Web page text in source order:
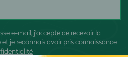
e-mail, j'accepte de recevoir la
je reconnais avoir pris connaissance